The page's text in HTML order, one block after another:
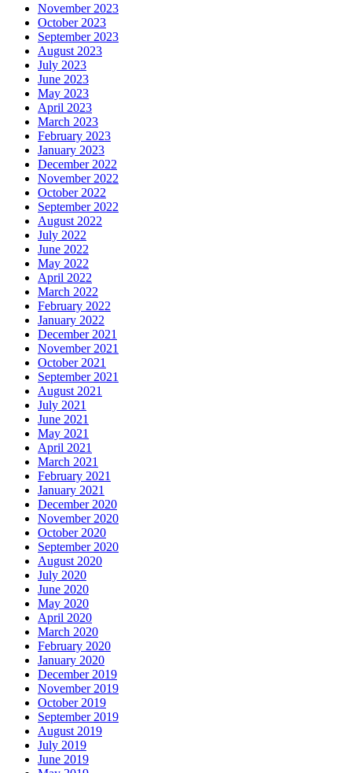
November 2023
October 2023
September 2023
August 2023
July 2023
June 2023
May 2023
April 2023
March 2023
February 2023
January 2023
December 2022
November 2022
October 2022
September 2022
August 2022
July 2022
June 2022
May 2022
April 2022
March 2022
February 2022
January 2022
December 2021
November 2021
October 2021
September 2021
August 2021
July 2021
June 2021
May 2021
April 2021
March 2021
February 2021
January 2021
December 2020
November 2020
October 2020
September 2020
August 2020
July 2020
June 2020
May 2020
April 2020
March 2020
February 2020
January 2020
December 2019
November 2019
October 2019
September 2019
August 2019
July 2019
June 2019